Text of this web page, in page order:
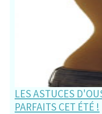
LES ASTUCES
PARFAITS CET ÉTÉ !